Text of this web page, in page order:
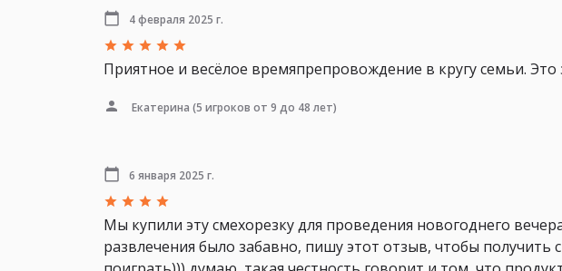
4 февраля 2025 г.
Приятное и весёлое времяпрепровождение в кругу семьи.
Екатерина (5 игроков от 9 до 48 лет)
6 января 2025 г.
Мы купили эту смехорезку для проведения новогоднего
развлечения было забавно, пишу этот отзыв, чтобы